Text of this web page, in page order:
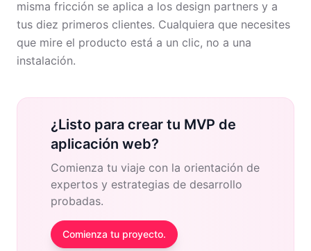
misma fricción se aplica a los design partners y a
tus diez primeros clientes. Cualquiera que necesites
que mire el producto está a un clic, no a una
instalación.
¿Listo para crear tu MVP de
aplicación web?
Comienza tu viaje con la orientación de
expertos y estrategias de desarrollo
probadas.
Comienza tu proyecto.